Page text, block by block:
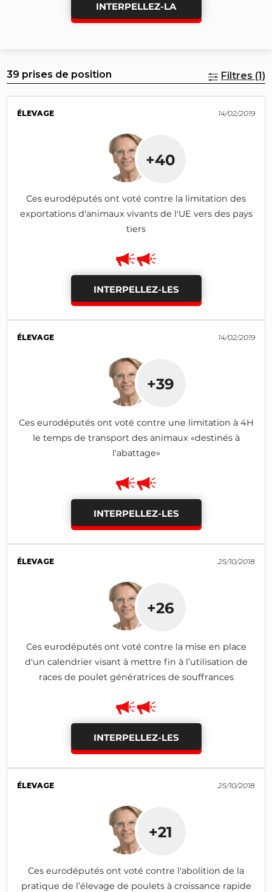
INTERPELLEZ-LA
39 prises de position Filtres (1)
ÉLEVAGE 14/02/2019
+40
Ces eurodéputés ont voté contre la limitation des
exportations d'animaux vivants de l'UE vers des pays
tiers
INTERPELLEZ-LES
ÉLEVAGE 14/02/2019
+39
Ces eurodéputés ont voté contre une limitation à 4H
le temps de transport des animaux «destinés à
l'abattage»
INTERPELLEZ-LES
ÉLEVAGE 25/10/2018
+26
Ces eurodéputés ont voté contre la mise en place
d'un calendrier visant à mettre fin à l’utilisation de
races de poulet génératrices de souffrances
INTERPELLEZ-LES
ÉLEVAGE 25/10/2018
+21
Ces eurodéputés ont voté contre l'abolition de la
pratique de l’élevage de poulets à croissance rapide